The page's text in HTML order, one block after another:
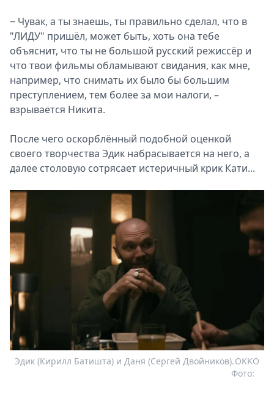
− Чувак, а ты знаешь, ты правильно сделал, что в
"ЛИДУ" пришёл, может быть, хоть она тебе
объяснит, что ты не большой русский режиссёр и
что твои фильмы обламывают свидания, как мне,
например, что снимать их было бы большим
преступлением, тем более за мои налоги, –
взрывается Никита.
После чего оскорблённый подобной оценкой
своего творчества Эдик набрасывается на него, а
далее столовую сотрясает истеричный крик Кати...
Эдик (Кирилл Батишта) и Даня (Сергей Двойников).OKKO
Фото: